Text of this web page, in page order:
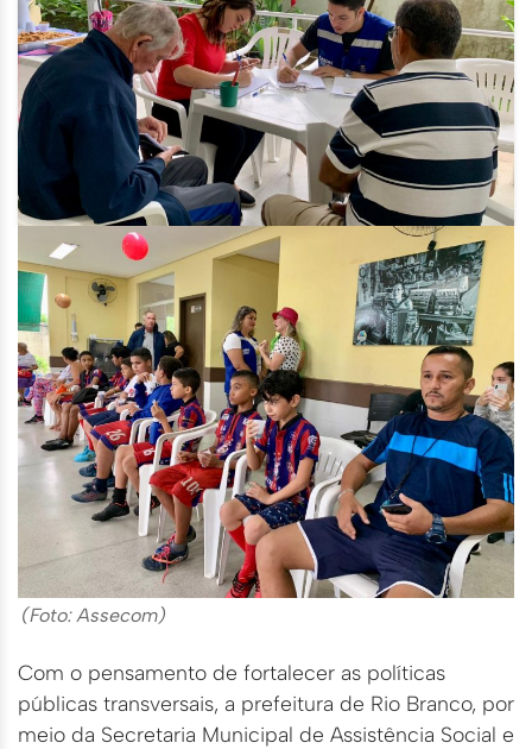
(Foto: Assecom)
Com o pensamento de fortalecer as políticas
públicas transversais, a prefeitura de Rio Branco, por
meio da Secretaria Municipal de Assistência Social e